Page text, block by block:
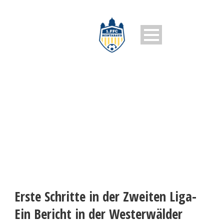
Erste Schritte in der Zweiten Liga-
Ein Bericht in der Westerwälder